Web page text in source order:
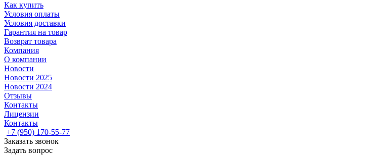
Как купить
Условия оплаты
Условия доставки
Гарантия на товар
Возврат товара
Компания
О компании
Новости
Новости 2025
Новости 2024
Отзывы
Контакты
Лицензии
Контакты
+7 (950) 170-55-77
Заказать звонок
Задать вопрос